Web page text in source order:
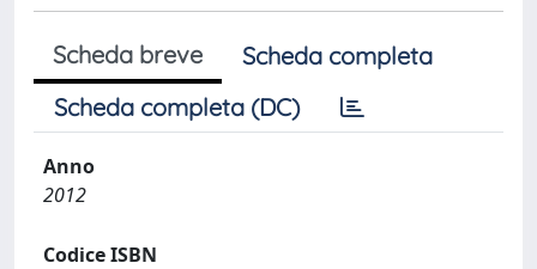
Scheda breve
Scheda completa
Scheda completa (DC)
Anno
2012
Codice ISBN